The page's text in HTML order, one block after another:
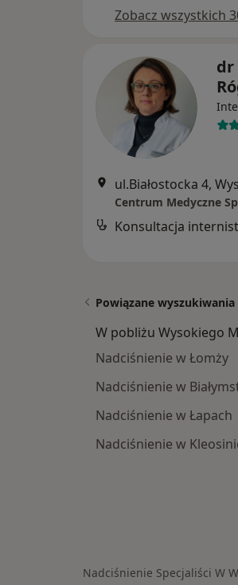
Zobacz wszystkich
dr
ul.Białostocka 4,
Centrum Medyczne
Konsultacja
Powiązane wyszukiwania
W pobliżu Wysokiego
Nadciśnienie w Łomży
Nadciśnienie w
Nadciśnienie w Łapach
Nadciśnienie w
Nadciśnienie Specjaliści W